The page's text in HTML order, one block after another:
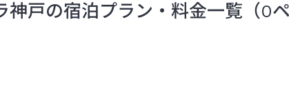
戸の宿泊プラン・料金一覧（0ペ